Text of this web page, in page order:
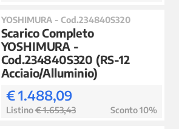
YOSHIMURA - Cod.234840S320
Scarico Completo
YOSHIMURA -
Cod.234840S320 (RS-12
Acciaio/Alluminio)
€ 1.488,09
Listino€ 1.653,43 Sconto 10%